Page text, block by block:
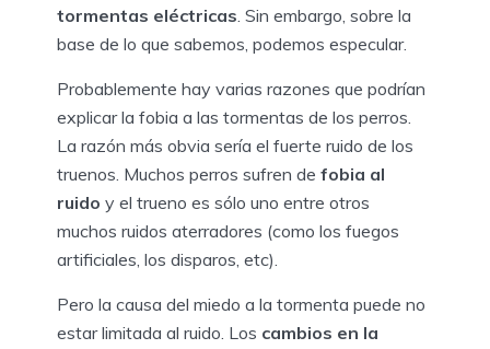
tormentas eléctricas. Sin embargo, sobre la
base de lo que sabemos, podemos especular.
Probablemente hay varias razones que podrían
explicar la fobia a las tormentas de los perros.
La razón más obvia sería el fuerte ruido de los
truenos. Muchos perros sufren de fobia al
ruido y el trueno es sólo uno entre otros
muchos ruidos aterradores (como los fuegos
artificiales, los disparos, etc).
Pero la causa del miedo a la tormenta puede no
estar limitada al ruido. Los cambios en la